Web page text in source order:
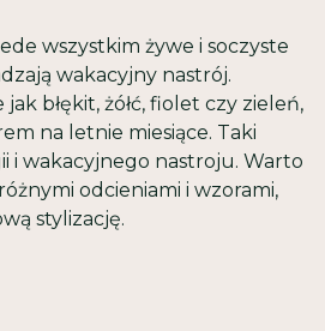
wszystkim żywe i soczyste
wakacyjny nastrój.
błękit, żółć, fiolet czy zieleń,
na letnie miesiące. Taki
i wakacyjnego nastroju. Warto
odcieniami i wzorami,
stylizację.